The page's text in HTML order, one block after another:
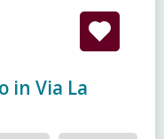
in Via La